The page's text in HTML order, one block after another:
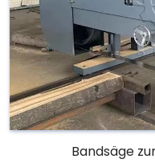
Bandsäge